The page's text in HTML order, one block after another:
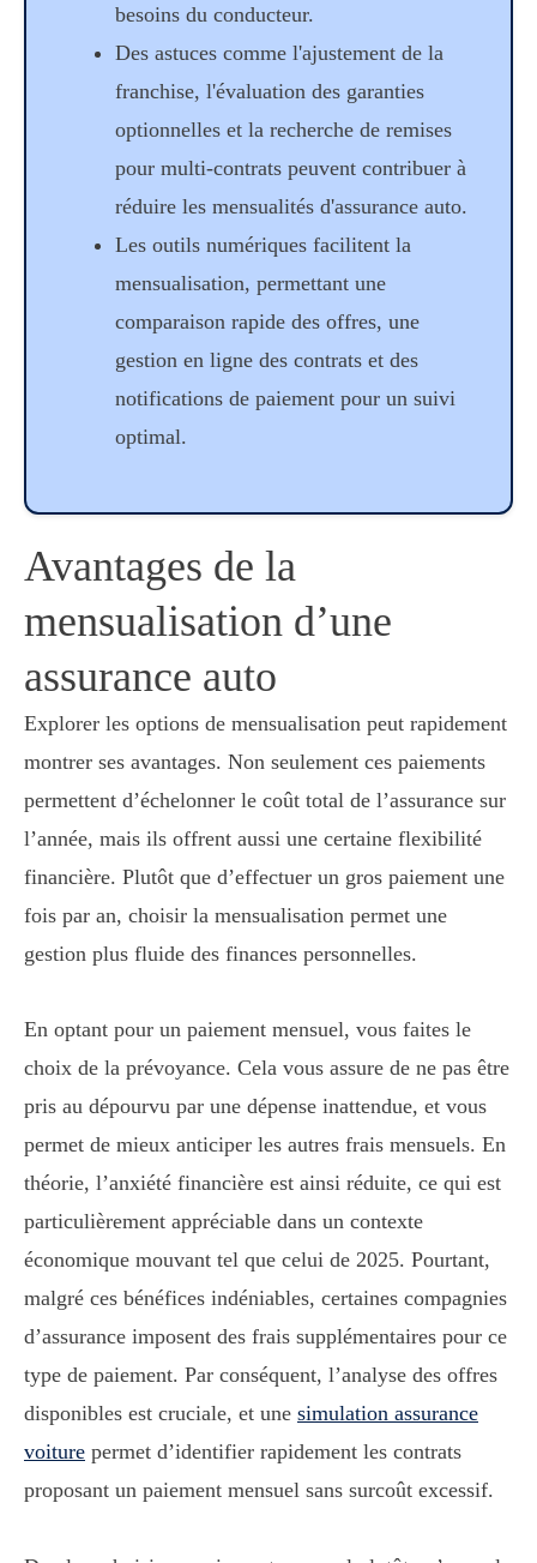
besoins du conducteur.
Des astuces comme l'ajustement de la
franchise, l'évaluation des garanties
optionnelles et la recherche de remises
pour multi-contrats peuvent contribuer à
réduire les mensualités d'assurance auto.
Les outils numériques facilitent la
mensualisation, permettant une
comparaison rapide des offres, une
gestion en ligne des contrats et des
notifications de paiement pour un suivi
optimal.
Avantages de la
mensualisation d’une
assurance auto
Explorer les options de mensualisation peut rapidement
montrer ses avantages. Non seulement ces paiements
permettent d’échelonner le coût total de l’assurance sur
l’année, mais ils offrent aussi une certaine flexibilité
financière. Plutôt que d’effectuer un gros paiement une
fois par an, choisir la mensualisation permet une
gestion plus fluide des finances personnelles.
En optant pour un paiement mensuel, vous faites le
choix de la prévoyance. Cela vous assure de ne pas être
pris au dépourvu par une dépense inattendue, et vous
permet de mieux anticiper les autres frais mensuels. En
théorie, l’anxiété financière est ainsi réduite, ce qui est
particulièrement appréciable dans un contexte
économique mouvant tel que celui de 2025. Pourtant,
malgré ces bénéfices indéniables, certaines compagnies
d’assurance imposent des frais supplémentaires pour ce
type de paiement. Par conséquent, l’analyse des offres
disponibles est cruciale, et une simulation assurance
voiture permet d’identifier rapidement les contrats
proposant un paiement mensuel sans surcoût excessif.